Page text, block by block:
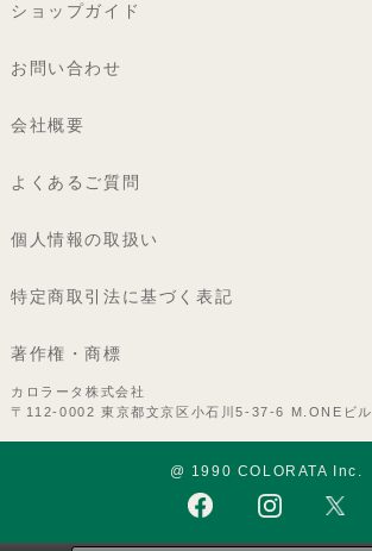
ショップガイド
お問い合わせ
会社概要
よくあるご質問
個人情報の取扱い
特定商取引法に基づく表記
著作権・商標
カロラータ株式会社
〒112-0002 東京都文京区小石川5-37-6 M.ONEビル
@ 1990 COLORATA Inc.